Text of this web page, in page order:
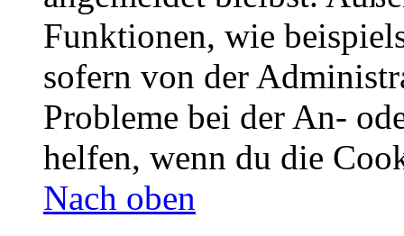
Funktionen, wie
sofern von der
Probleme bei der An-
helfen, wenn du die
Nach oben